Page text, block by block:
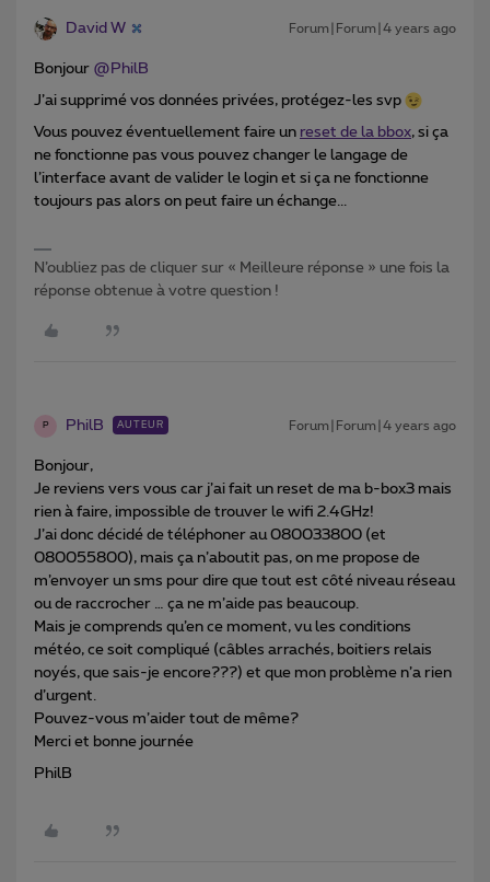
David W Forum|Forum|4 years ago
Bonjour @PhilB
J’ai supprimé vos données privées, protégez-les svp
Vous pouvez éventuellement faire un reset de la bbox, si ça
ne fonctionne pas vous pouvez changer le langage de
l’interface avant de valider le login et si ça ne fonctionne
toujours pas alors on peut faire un échange...
N’oubliez pas de cliquer sur « Meilleure réponse » une fois la
réponse obtenue à votre question !
P PhilB AUTEUR Forum|Forum|4 years ago
Bonjour,
Je reviens vers vous car j’ai fait un reset de ma b-box3 mais
rien à faire, impossible de trouver le wifi 2.4GHz!
J’ai donc décidé de téléphoner au 080033800 (et
080055800), mais ça n’aboutit pas, on me propose de
m’envoyer un sms pour dire que tout est côté niveau réseau
ou de raccrocher … ça ne m’aide pas beaucoup.
Mais je comprends qu’en ce moment, vu les conditions
météo, ce soit compliqué (câbles arrachés, boitiers relais
noyés, que sais-je encore???) et que mon problème n’a rien
d’urgent.
Pouvez-vous m’aider tout de même?
Merci et bonne journée
PhilB